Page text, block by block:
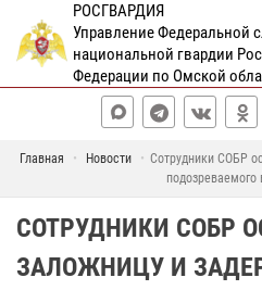
РОСГВАРДИЯ
Управление Федеральной
национальной гвардии
Федерации по Омской
Главная Новости
Сотрудники СОБР
подозреваемого
СОТРУДНИКИ СОБР
ЗАЛОЖНИЦУ И